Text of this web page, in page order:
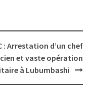
: Arrestation d’un chef
et vaste opération
à Lubumbashi